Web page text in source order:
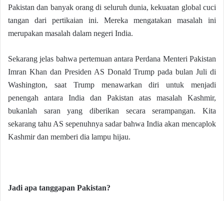
Pakistan dan banyak orang di seluruh dunia, kekuatan global cuci
tangan dari pertikaian ini. Mereka mengatakan masalah ini
merupakan masalah dalam negeri India.
Sekarang jelas bahwa pertemuan antara Perdana Menteri Pakistan
Imran Khan dan Presiden AS Donald Trump pada bulan Juli di
Washington, saat Trump menawarkan diri untuk menjadi
penengah antara India dan Pakistan atas masalah Kashmir,
bukanlah saran yang diberikan secara serampangan. Kita
sekarang tahu AS sepenuhnya sadar bahwa India akan mencaplok
Kashmir dan memberi dia lampu hijau.
Jadi apa tanggapan Pakistan?